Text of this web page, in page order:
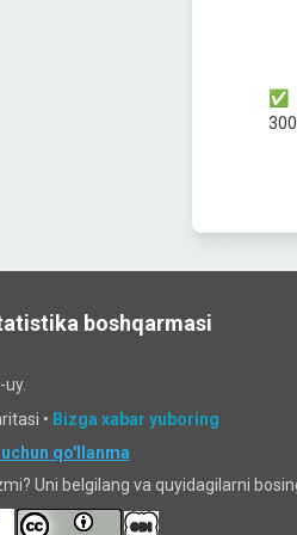
✅
boshqarmasi
• Bizga xabar yuboring
qo'llanma
Uni belgilang va quyidagilarni